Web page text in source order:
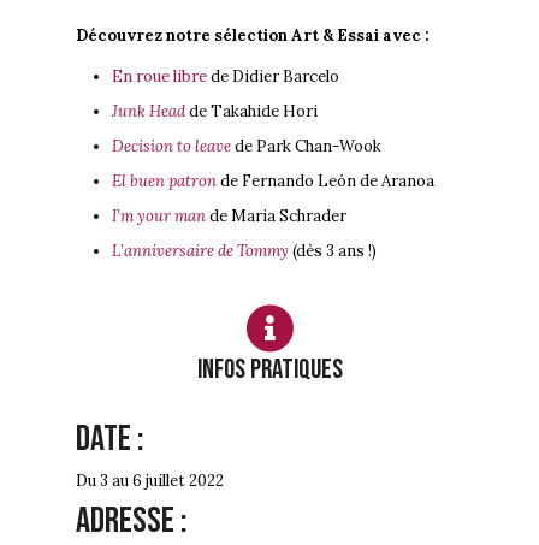
Découvrez notre sélection Art & Essai avec :
En roue librede Didier Barcelo
Junk Headde Takahide Hori
Decision to leavede Park Chan-Wook
El buen patronde Fernando León de Aranoa
I’m your mande Maria Schrader
L’anniversaire de Tommy (dès 3 ans !)
Infos PRATIQUES
Date :
Du 3 au 6 juillet 2022
Adresse :